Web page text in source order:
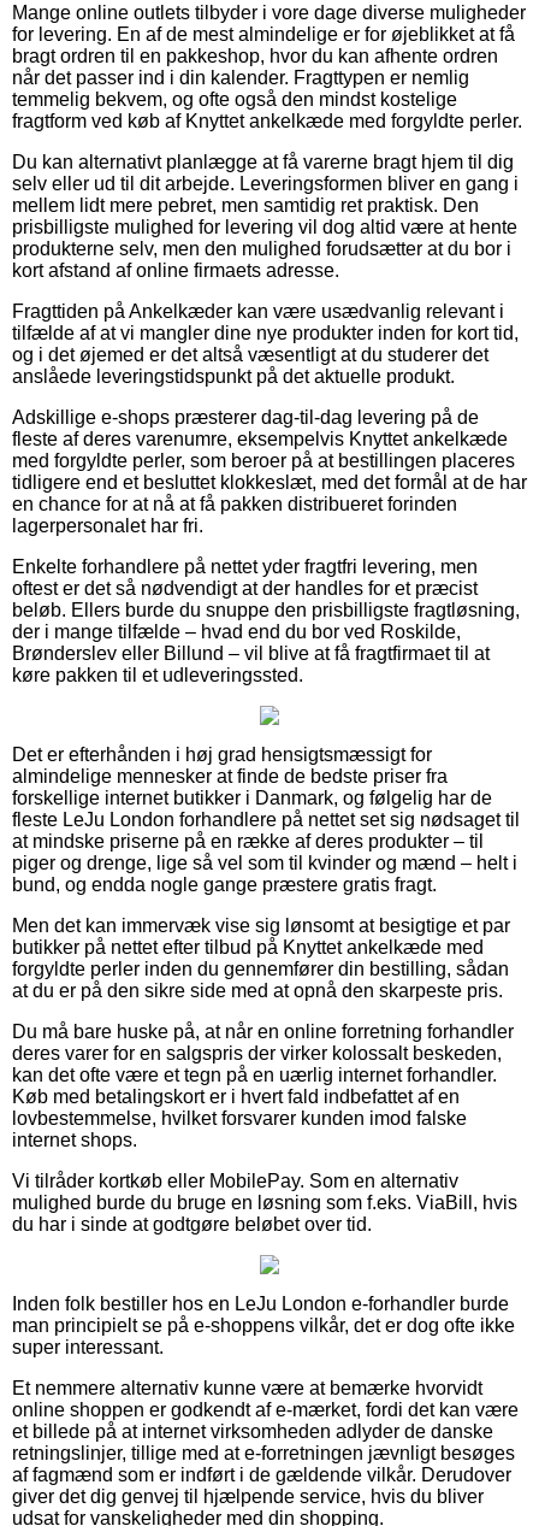
Mange online outlets tilbyder i vore dage diverse muligheder
for levering. En af de mest almindelige er for øjeblikket at få
bragt ordren til en pakkeshop, hvor du kan afhente ordren
når det passer ind i din kalender. Fragttypen er nemlig
temmelig bekvem, og ofte også den mindst kostelige
fragtform ved køb af Knyttet ankelkæde med forgyldte perler.
Du kan alternativt planlægge at få varerne bragt hjem til dig
selv eller ud til dit arbejde. Leveringsformen bliver en gang i
mellem lidt mere pebret, men samtidig ret praktisk. Den
prisbilligste mulighed for levering vil dog altid være at hente
produkterne selv, men den mulighed forudsætter at du bor i
kort afstand af online firmaets adresse.
Fragttiden på Ankelkæder kan være usædvanlig relevant i
tilfælde af at vi mangler dine nye produkter inden for kort tid,
og i det øjemed er det altså væsentligt at du studerer det
anslåede leveringstidspunkt på det aktuelle produkt.
Adskillige e-shops præsterer dag-til-dag levering på de
fleste af deres varenumre, eksempelvis Knyttet ankelkæde
med forgyldte perler, som beroer på at bestillingen placeres
tidligere end et besluttet klokkeslæt, med det formål at de har
en chance for at nå at få pakken distribueret forinden
lagerpersonalet har fri.
Enkelte forhandlere på nettet yder fragtfri levering, men
oftest er det så nødvendigt at der handles for et præcist
beløb. Ellers burde du snuppe den prisbilligste fragtløsning,
der i mange tilfælde – hvad end du bor ved Roskilde,
Brønderslev eller Billund – vil blive at få fragtfirmaet til at
køre pakken til et udleveringssted.
Det er efterhånden i høj grad hensigtsmæssigt for
almindelige mennesker at finde de bedste priser fra
forskellige internet butikker i Danmark, og følgelig har de
fleste LeJu London forhandlere på nettet set sig nødsaget til
at mindske priserne på en række af deres produkter – til
piger og drenge, lige så vel som til kvinder og mænd – helt i
bund, og endda nogle gange præstere gratis fragt.
Men det kan immervæk vise sig lønsomt at besigtige et par
butikker på nettet efter tilbud på Knyttet ankelkæde med
forgyldte perler inden du gennemfører din bestilling, sådan
at du er på den sikre side med at opnå den skarpeste pris.
Du må bare huske på, at når en online forretning forhandler
deres varer for en salgspris der virker kolossalt beskeden,
kan det ofte være et tegn på en uærlig internet forhandler.
Køb med betalingskort er i hvert fald indbefattet af en
lovbestemmelse, hvilket forsvarer kunden imod falske
internet shops.
Vi tilråder kortkøb eller MobilePay. Som en alternativ
mulighed burde du bruge en løsning som f.eks. ViaBill, hvis
du har i sinde at godtgøre beløbet over tid.
Inden folk bestiller hos en LeJu London e-forhandler burde
man principielt se på e-shoppens vilkår, det er dog ofte ikke
super interessant.
Et nemmere alternativ kunne være at bemærke hvorvidt
online shoppen er godkendt af e-mærket, fordi det kan være
et billede på at internet virksomheden adlyder de danske
retningslinjer, tillige med at e-forretningen jævnligt besøges
af fagmænd som er indført i de gældende vilkår. Derudover
giver det dig genvej til hjælpende service, hvis du bliver
udsat for vanskeligheder med din shopping.